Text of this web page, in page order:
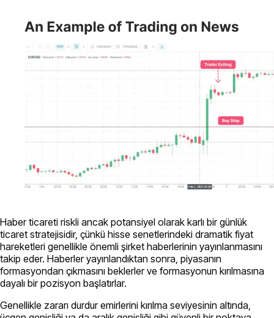
Haber ticareti riskli ancak potansiyel olarak karlı bir günlük
ticaret stratejisidir, çünkü hisse senetlerindeki dramatik fiyat
hareketleri genellikle önemli şirket haberlerinin yayınlanmasını
takip eder. Haberler yayınlandıktan sonra, piyasanın
formasyondan çıkmasını beklerler ve formasyonun kırılmasına
dayalı bir pozisyon başlatırlar.
Genellikle zararı durdur emirlerini kırılma seviyesinin altında,